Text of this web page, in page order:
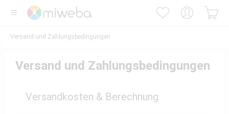
Versand und Zahlungsbedingungen
Versand und Zahlungsbedingungen
Versandkosten & Berechnung